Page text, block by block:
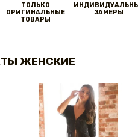
ТОЛЬКО
ОРИГИНАЛЬНЫЕ
ТОВАРЫ
ЗАМЕРЫ
ЖЕНСКИЕ